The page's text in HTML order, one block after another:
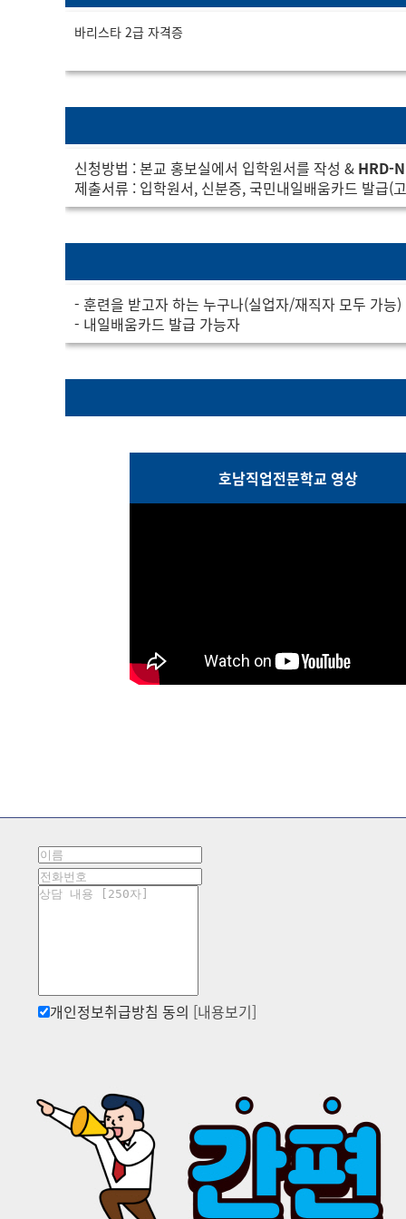
바리스타 2급 자격증
신청방법 : 본교 홍보실에서 입학원서를 작성 & HRD-
제출서류 : 입학원서, 신분증, 국민내일배움카드 발급
- 훈련을 받고자 하는 누구나(실업자/재직자 모두 가능)
- 내일배움카드 발급 가능자
호남직업전문학교 영상
개인정보취급방침 동의 [내용보기]